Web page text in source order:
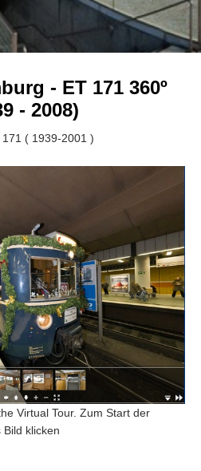
- ET 171 360º
- 2008)
( 1939-2001 )
Virtual Tour. Zum Start der
klicken